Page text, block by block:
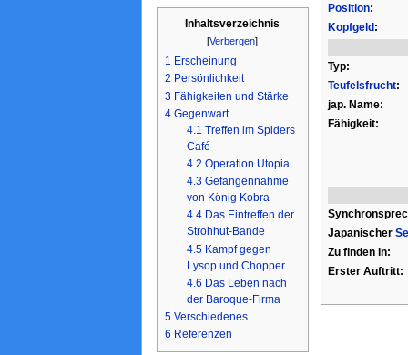
Position:
Kopfgeld:
Typ:
Teufelsfrucht:
jap. Name:
Fähigkeit:
Japanischer
Zu finden in:
Erster Auftritt:
Inhaltsverzeichnis
[Verbergen]
1 Erscheinung
2 Persönlichkeit
3 Fähigkeiten und Stärke
4 Gegenwart
4.1 Treffen im Spiders
Café
4.2 Operation Utopia
4.3 Gefangennahme
von König Kobra
4.4 Das Eintreffen der
Strohhut-Bande
4.5 Kampf gegen
Lysop und Chopper
4.6 Das Leben nach
der Baroque-Firma
5 Verschiedenes
6 Referenzen